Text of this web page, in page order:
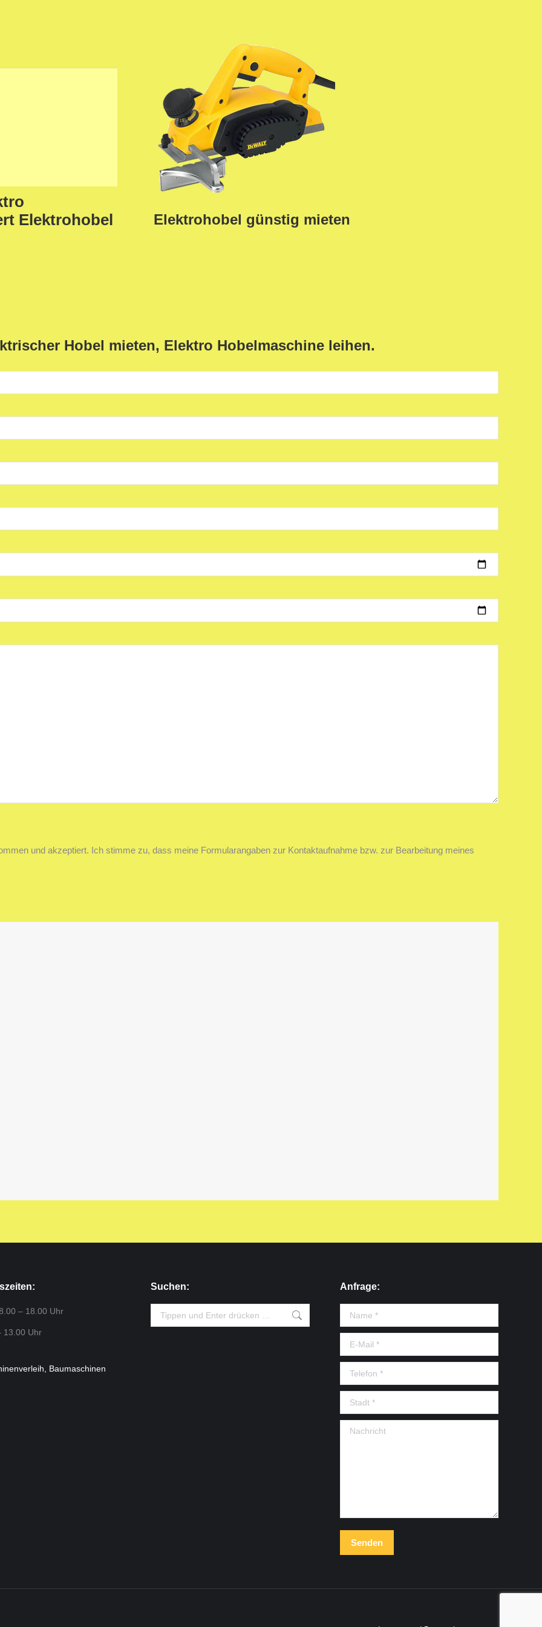
Elektrohobel
Elektrohobel günstig mieten
Hobel mieten, Elektro Hobelmaschine leihen.
und akzeptiert. Ich stimme zu, dass meine Formularangaben zur Kontaktaufnahme bzw. zur Bearbeitung meines
– 18.00 Uhr
13.00 Uhr
Baumaschinen
Suchen:
Search:
Anfrage:
Name *
E-Mail *
Telefon *
Stadt *
Nachricht
Senden